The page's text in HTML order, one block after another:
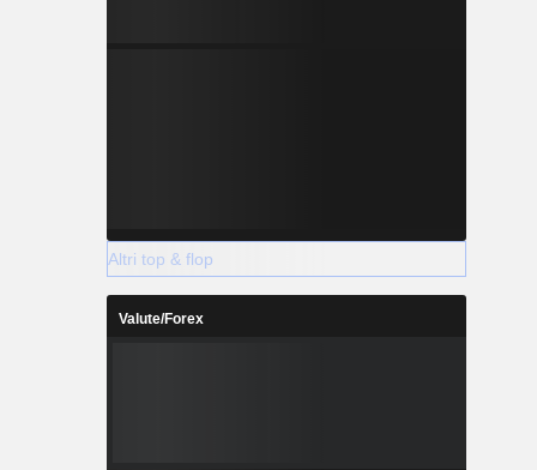
Altri top & flop
Valute/Forex